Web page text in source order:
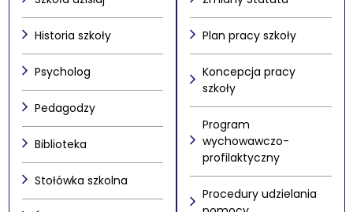
Historia szkoły
Psycholog
Pedagodzy
Biblioteka
Stołówka szkolna
Plan pracy szkoły
Koncepcja pracy
szkoły
Program
wychowawczo-
profilaktyczny
Procedury udzielania